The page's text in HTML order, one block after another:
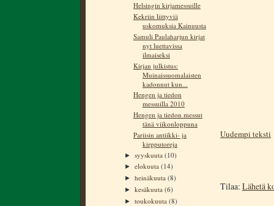
Helsingin kirjamessuille
Kekriin liittyviä
uskomuksia Kainuusta
Samuli Paulaharjun kirjat
nyt luettavissa
ilmaiseksi
Kirjan julkistus:
Muinaissuomalaisten
kadonnut kun...
Hengen ja tiedon
messuilla 2010
Hengen ja tiedon messut
tänä viikonloppuna
Pariisin antiikki- ja
kirpputoreja
►syyskuuta(10)
►elokuuta(14)
►heinäkuuta(8)
►kesäkuuta(6)
►toukokuuta(8)
Uudempi teksti
Tilaa: Lähetä